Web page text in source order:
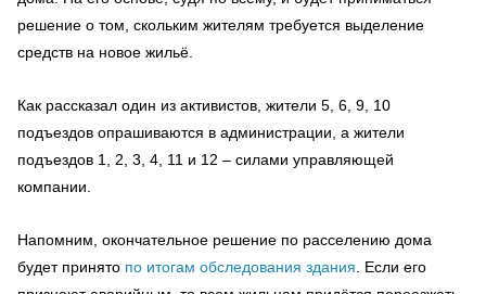
решение о том, скольким жителям требуется выделение
средств на новое жильё.
Как рассказал один из активистов, жители 5, 6, 9, 10
подъездов опрашиваются в администрации, а жители
подъездов 1, 2, 3, 4, 11 и 12 – силами управляющей
компании.
Напомним, окончательное решение по расселению дома
будет принято по итогам обследования здания . Если его